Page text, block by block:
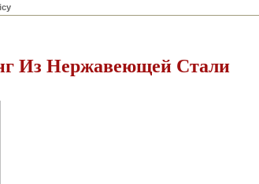
Из Нержавеющей Стали